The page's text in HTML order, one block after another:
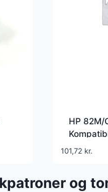
HP 82M/
101,72 kr.
og